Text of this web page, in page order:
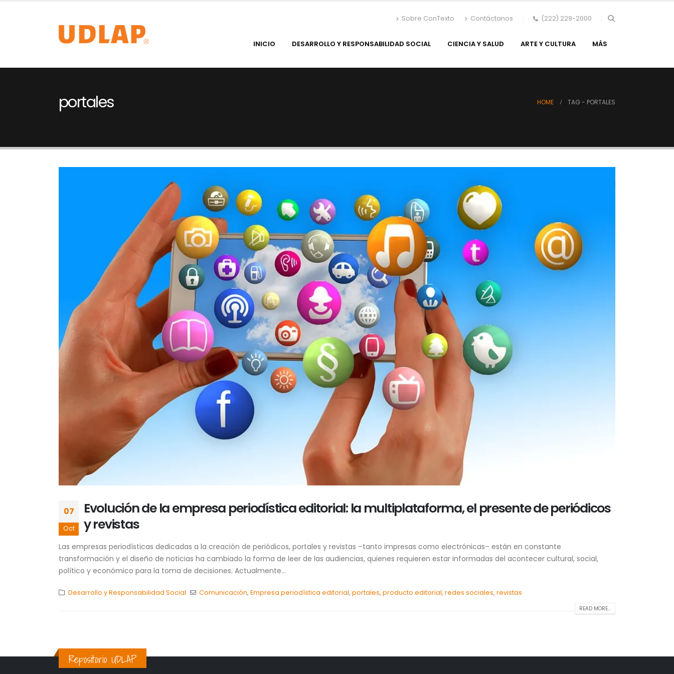
Sobre ConTexto Contáctanos (222) 229-2000
INICIO DESARROLLO Y RESPONSABILIDAD SOCIAL CIENCIA Y SALUD ARTE Y CULTURA MÁS
portales HOME TAG - PORTALES
07
Oct
Evolución de la empresa periodística editorial: la multiplataforma, el presente de periódicos
y revistas
Las empresas periodísticas dedicadas a la creación de periódicos, portales y revistas –tanto impresas como electrónicas– están en constante
transformación y el diseño de noticias ha cambiado la forma de leer de las audiencias, quienes requieren estar informadas del acontecer cultural, social,
político y económico para la toma de decisiones. Actualmente...
Desarrollo y Responsabilidad Social Comunicación,Empresa periodística editorial,portales,producto editorial,redes sociales,revistas
READ MORE...
Repositorio UDLAP